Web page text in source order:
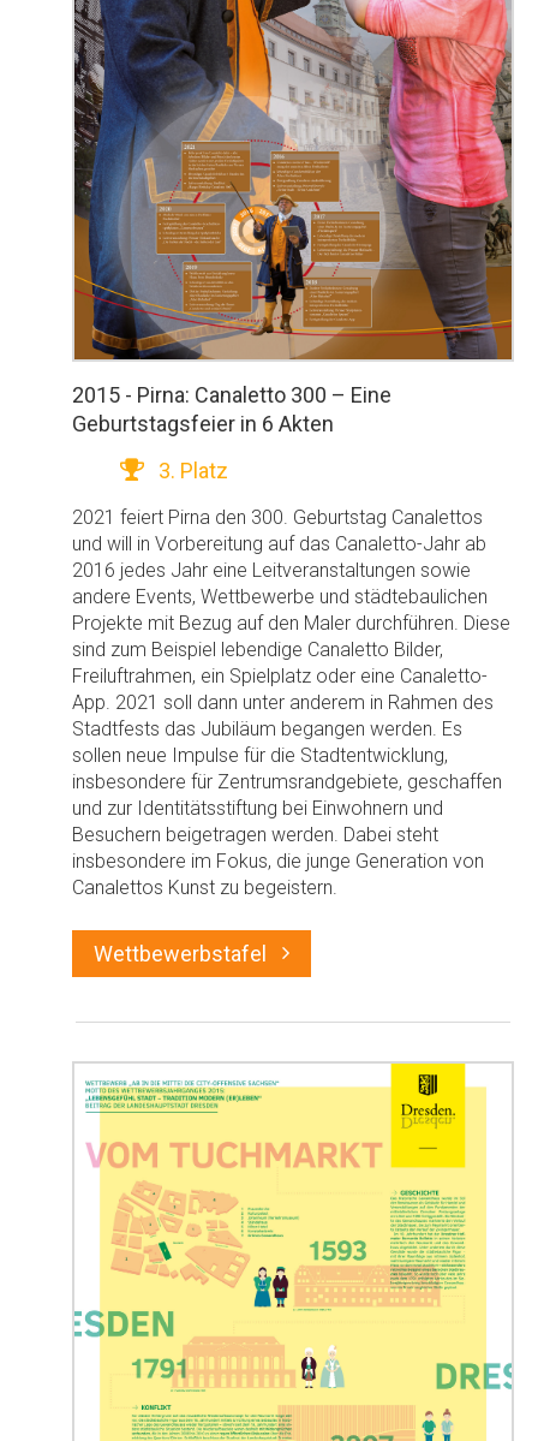
2015 - Pirna: Canaletto 300 – Eine
Geburtstagsfeier in 6 Akten
3. Platz
2021 feiert Pirna den 300. Geburtstag Canalettos
und will in Vorbereitung auf das Canaletto-Jahr ab
2016 jedes Jahr eine Leitveranstaltungen sowie
andere Events, Wettbewerbe und städtebaulichen
Projekte mit Bezug auf den Maler durchführen. Diese
sind zum Beispiel lebendige Canaletto Bilder,
Freiluftrahmen, ein Spielplatz oder eine Canaletto-
App. 2021 soll dann unter anderem in Rahmen des
Stadtfests das Jubiläum begangen werden. Es
sollen neue Impulse für die Stadtentwicklung,
insbesondere für Zentrumsrandgebiete, geschaffen
und zur Identitätsstiftung bei Einwohnern und
Besuchern beigetragen werden. Dabei steht
insbesondere im Fokus, die junge Generation von
Canalettos Kunst zu begeistern.
Wettbewerbstafel